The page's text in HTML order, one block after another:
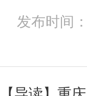
发布时间